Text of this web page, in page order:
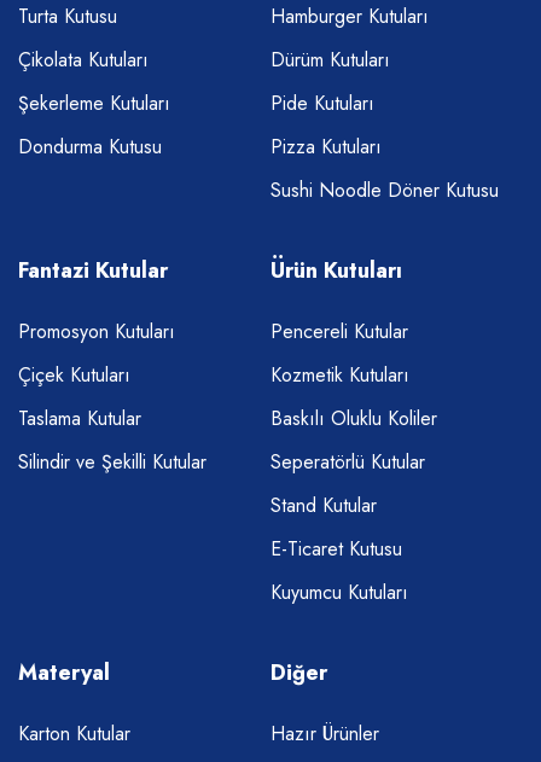
Turta Kutusu
Çikolata Kutuları
Şekerleme Kutuları
Dondurma Kutusu
Hamburger Kutuları
Dürüm Kutuları
Pide Kutuları
Pizza Kutuları
Sushi Noodle Döner Kutusu
Fantazi Kutular
Promosyon Kutuları
Çiçek Kutuları
Taslama Kutular
Silindir ve Şekilli Kutular
Ürün Kutuları
Pencereli Kutular
Kozmetik Kutuları
Baskılı Oluklu Koliler
Seperatörlü Kutular
Stand Kutular
E-Ticaret Kutusu
Kuyumcu Kutuları
Materyal
Karton Kutular
Diğer
Hazır Ürünler